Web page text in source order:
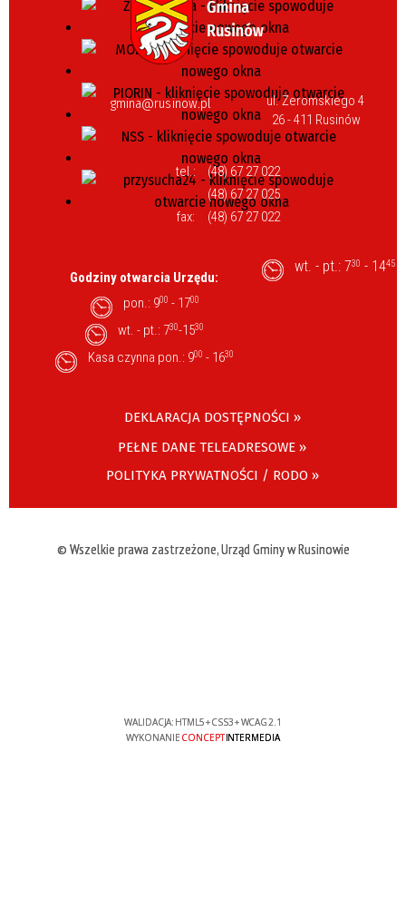
gmina@rusinow.pl
ul. Żeromskiego 4
26 - 411 Rusinów
tel.:
(48) 67 27 022
(48) 67 27 025
fax:
(48) 67 27 022
Godziny otwarcia Urzędu:
pon.: 900 - 1700
wt. - pt.: 730-1530
Kasa czynna pon.: 900 - 1630
wt. - pt.: 730 - 1445
DEKLARACJA DOSTĘPNOŚCI »
PEŁNE DANE TELEADRESOWE »
POLITYKA PRYWATNOŚCI / RODO »
© Wszelkie prawa zastrzeżone, Urząd Gminy w Rusinowie
WALIDACJA: HTML5+CSS3+WCAG 2.1
WYKONANIE CONCEPTINTERMEDIA